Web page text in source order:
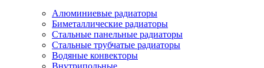
Алюминиевые радиаторы
Биметаллические радиаторы
Стальные панельные радиаторы
Стальные трубчатые радиаторы
Водяные конвекторы
Внутрипольные